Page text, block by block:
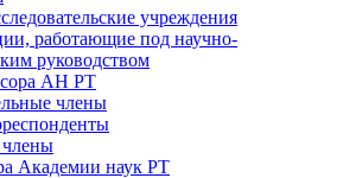
учреждения
работающие под научно-
руководством
АН РТ
члены
Академии наук РТ